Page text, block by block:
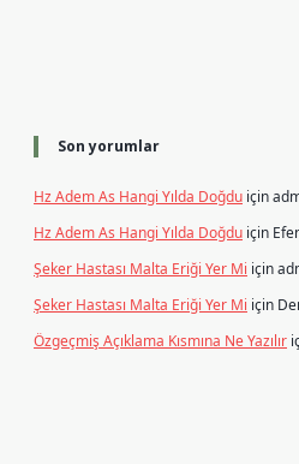
Son yorumlar
Hz Adem As Hangi Yılda Doğdu için
Hz Adem As Hangi Yılda Doğdu için
Şeker Hastası Malta Eriği Yer Mi için
Şeker Hastası Malta Eriği Yer Mi için
Özgeçmiş Açıklama Kısmına Ne Yazılır